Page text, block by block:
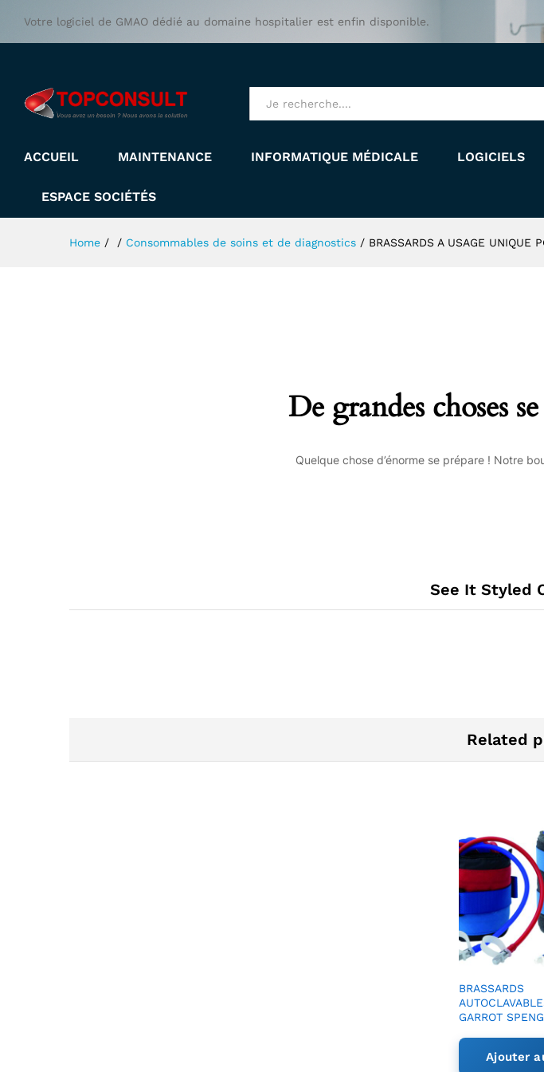
Votre logiciel de GMAO dédié au domaine hospitalier est enfin disponible.
ACCUEIL MAINTENANCE INFORMATIQUE MÉDICALE LOGICIELS
ESPACE SOCIÉTÉS
Home / / Consommables de soins et de diagnostics / BRASSARDS A USAGE UNIQUE
De grandes choses
Quelque chose d’énorme se prépare ! Notre
See It Styled
Related
BRASSARDS
GARROT
Ajouter
BRASSARDS A USAGE UNIQUE POUR GARROT